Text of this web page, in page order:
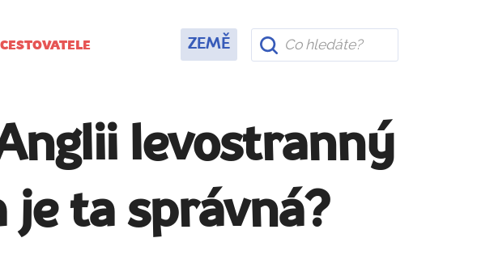
ZEMĚ
levostranný
je ta správná?